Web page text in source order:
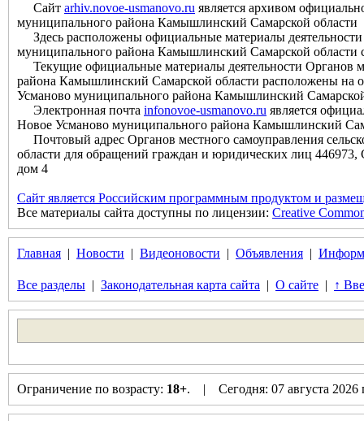
Сайт arhiv.novoe-usmanovo.ru является архивом
муниципального района Камышлинский Самарской области
Здесь расположены официальные материалы
муниципального района Камышлинский Самарской области
Текущие официальные материалы деятельности Органов
района Камышлинский Самарской области расположены на
Усманово муниципального района Камышлинский
Электронная почта infonovoe-usmanovo.ru является
Новое Усманово муниципального района Камышлинский
Почтовый адрес Органов местного самоуправления
области для обращений граждан и юридических лиц
дом 4
Сайт является Российским программным продуктом и
Все материалы сайта доступны по лицензии: Creative
Главная | Новости | Видеоновости | Объявления |
Все разделы | Законодательная карта сайта | О сайте | ↑
Ограничение по возрасту: 18+. | Сегодня: 07 августа